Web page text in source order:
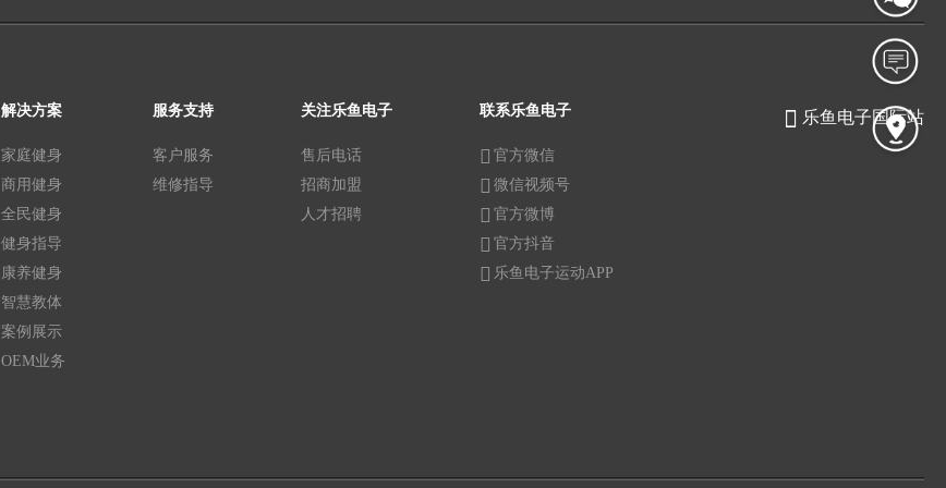
解决方案
家庭健身
商用健身
全民健身
健身指导
康养健身
智慧教体
案例展示
OEM业务
服务支持
客户服务
维修指导
关注乐鱼电子
售后电话
招商加盟
人才招聘
联系乐鱼电子
官方微信
微信视频号
官方微博
官方抖音
乐鱼电子运动APP
乐鱼电子国际站